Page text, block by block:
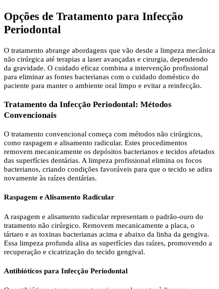
Opções de Tratamento para Infecção
Periodontal
O tratamento abrange abordagens que vão desde a limpeza mecânica
não cirúrgica até terapias a laser avançadas e cirurgia, dependendo
da gravidade. O cuidado eficaz combina a intervenção profissional
para eliminar as fontes bacterianas com o cuidado doméstico do
paciente para manter o ambiente oral limpo e evitar a reinfecção.
Tratamento da Infecção Periodontal: Métodos
Convencionais
O tratamento convencional começa com métodos não cirúrgicos,
como raspagem e alisamento radicular. Estes procedimentos
removem mecanicamente os depósitos bacterianos e tecidos afetados
das superfícies dentárias. A limpeza profissional elimina os focos
bacterianos, criando condições favoráveis para que o tecido se adira
novamente às raízes dentárias.
Raspagem e Alisamento Radicular
A raspagem e alisamento radicular representam o padrão-ouro do
tratamento não cirúrgico. Removem mecanicamente a placa, o
tártaro e as toxinas bacterianas acima e abaixo da linha da gengiva.
Essa limpeza profunda alisa as superfícies das raízes, promovendo a
recuperação e cicatrização do tecido gengival.
Antibióticos para Infecção Periodontal